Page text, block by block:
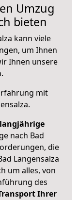
Umzug
bieten
kann viele
um Ihnen
Ihnen unsere
mit
.
langjährige
nach Bad
die
Langensalza
um alles, von
des
Ihrer